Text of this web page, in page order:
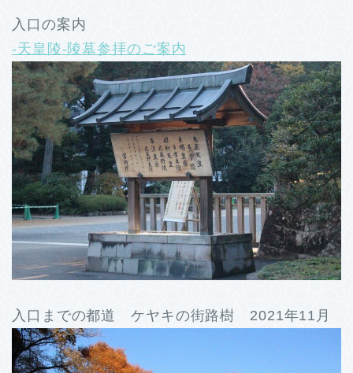
入口の案内
-天皇陵-陵墓参拝のご案内
入口までの都道 ケヤキの街路樹 2021年11月